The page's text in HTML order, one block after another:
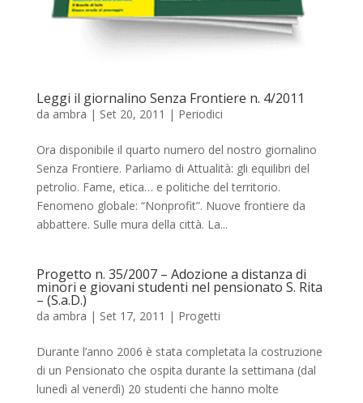
Leggi il giornalino Senza Frontiere n. 4/2011
da ambra | Set 20, 2011 | Periodici
Ora disponibile il quarto numero del nostro giornalino
Senza Frontiere. Parliamo di Attualità: gli equilibri del
petrolio. Fame, etica… e politiche del territorio.
Fenomeno globale: “Nonprofit”. Nuove frontiere da
abbattere. Sulle mura della città. La...
Progetto n. 35/2007 – Adozione a distanza di
minori e giovani studenti nel pensionato S. Rita
– (S.a.D.)
da ambra | Set 17, 2011 | Progetti
Durante l’anno 2006 è stata completata la costruzione
di un Pensionato che ospita durante la settimana (dal
lunedì al venerdì) 20 studenti che hanno molte